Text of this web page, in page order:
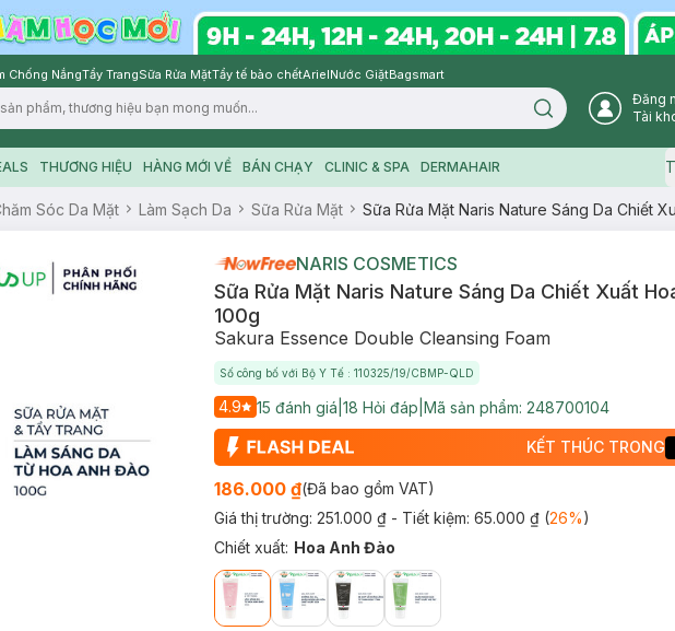
Chống NắngTẩy TrangSữa Rửa MặtTẩy tế bào chếtArielNước GiặtBagsmart
Search icon
Đăng
Tài
THƯƠNG HIỆU HÀNG MỚI VỀ BÁN CHẠY CLINIC & SPA DERMAHAIR
Sóc Da Mặt Làm Sạch Da Sữa Rửa Mặt Sữa Rửa Mặt Naris Nature Sáng Da Chiết
NARIS COSMETICS
Sữa Rửa Mặt Naris Nature Sáng Da Chiết Xuất
100g
Sakura Essence Double Cleansing Foam
Số công bố với Bộ Y Tế : 110325/19/CBMP-QLD
4.9 15 đánh giá 18 Hỏi đáp Mã sản phẩm: 248700104
KẾT THÚC TRONG
186.000 ₫(Đã bao gồm VAT)
Giá thị trường: 251.000 ₫ - Tiết kiệm: 65.000 ₫(26%)
Chiết xuất: Hoa Anh Đào